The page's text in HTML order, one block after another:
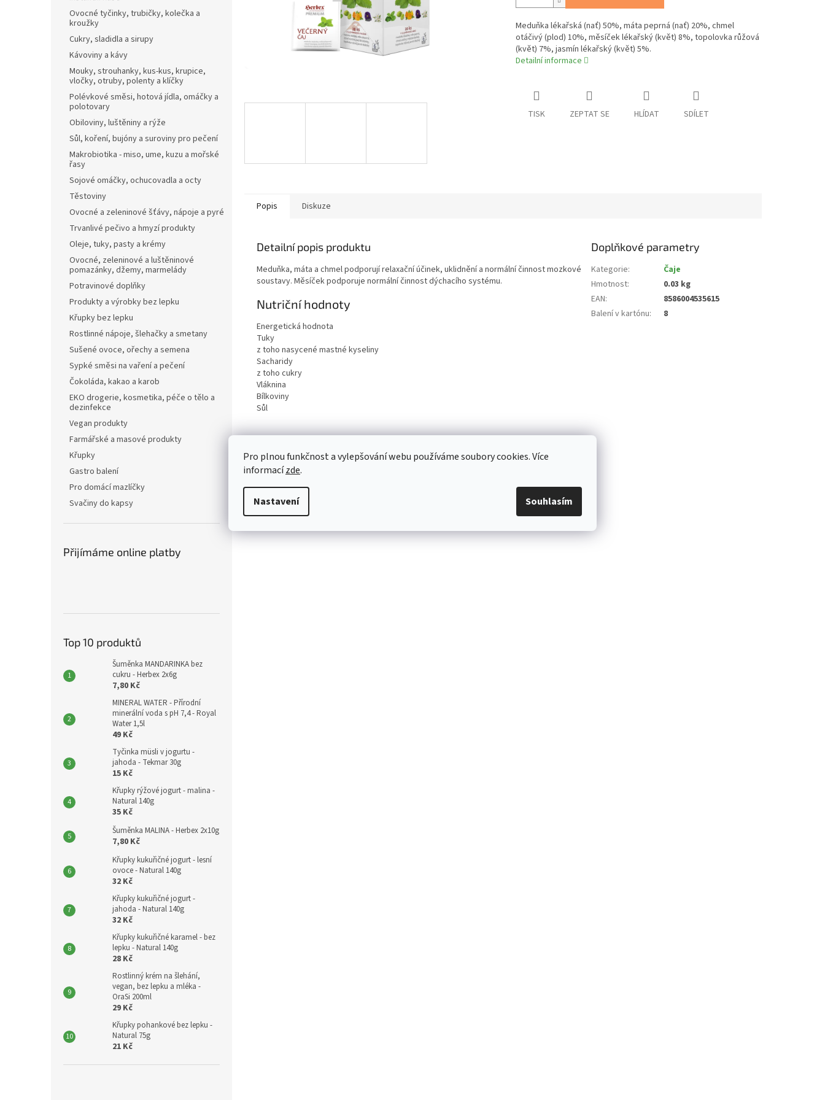
Pro plnou funkčnost a vylepšování webu používáme soubory cookies. Více
informacízde.
Nastavení Souhlasím
Ovocné tyčinky, trubičky, kolečka a
kroužky
Cukry, sladidla a sirupy
Kávoviny a kávy
Mouky, strouhanky, kus-kus, krupice,
vločky, otruby, polenty a klíčky
Polévkové směsi, hotová jídla, omáčky a
polotovary
Obiloviny, luštěniny a rýže
Sůl, koření, bujóny a suroviny pro pečení
Makrobiotika - miso, ume, kuzu a mořské
řasy
Sojové omáčky, ochucovadla a octy
Těstoviny
Ovocné a zeleninové šťávy, nápoje a pyré
Trvanlivé pečivo a hmyzí produkty
Oleje, tuky, pasty a krémy
Ovocné, zeleninové a luštěninové
pomazánky, džemy, marmelády
Potravinové doplňky
Produkty a výrobky bez lepku
Křupky bez lepku
Rostlinné nápoje, šlehačky a smetany
Sušené ovoce, ořechy a semena
Sypké směsi na vaření a pečení
Čokoláda, kakao a karob
EKO drogerie, kosmetika, péče o tělo a
dezinfekce
Vegan produkty
Farmářské a masové produkty
Křupky
Gastro balení
Pro domácí mazlíčky
Svačiny do kapsy
Přijímáme online platby
Top 10 produktů
Šuměnka MANDARINKA bez
cukru - Herbex 2x6g
7,80 Kč
MINERAL WATER - Přírodní
minerální voda s pH 7,4 - Royal
Water 1,5l
49 Kč
Tyčinka müsli v jogurtu -
jahoda - Tekmar 30g
15 Kč
Křupky rýžové jogurt - malina -
Natural 140g
35 Kč
Šuměnka MALINA - Herbex 2x10g
7,80 Kč
Křupky kukuřičné jogurt - lesní
ovoce - Natural 140g
32 Kč
Křupky kukuřičné jogurt -
jahoda - Natural 140g
32 Kč
Křupky kukuřičné karamel - bez
lepku - Natural 140g
28 Kč
Rostlinný krém na šlehání,
vegan, bez lepku a mléka -
OraSi 200ml
29 Kč
Křupky pohankové bez lepku -
Natural 75g
21 Kč
Meduňka lékařská (nať) 50%, máta peprná (nať) 20%, chmel
otáčivý (plod) 10%, měsíček lékařský (květ) 8%, topolovka růžová
(květ) 7%, jasmín lékařský (květ) 5%.
Detailní informace
TISK ZEPTAT SE HLÍDAT SDÍLET
Popis Diskuze
Detailní popis produktu
Meduňka, máta a chmel podporují relaxační účinek, uklidnění a normální činnost mozkové
soustavy. Měsíček podporuje normální činnost dýchacího systému.
Nutriční hodnoty
Energetická hodnota
Tuky
z toho nasycené mastné kyseliny
Sacharidy
z toho cukry
Vláknina
Bílkoviny
Sůl
Doplňkové parametry
Kategorie:
Čaje
Hmotnost:
0.03 kg
EAN:
8586004535615
Balení v kartónu: 8